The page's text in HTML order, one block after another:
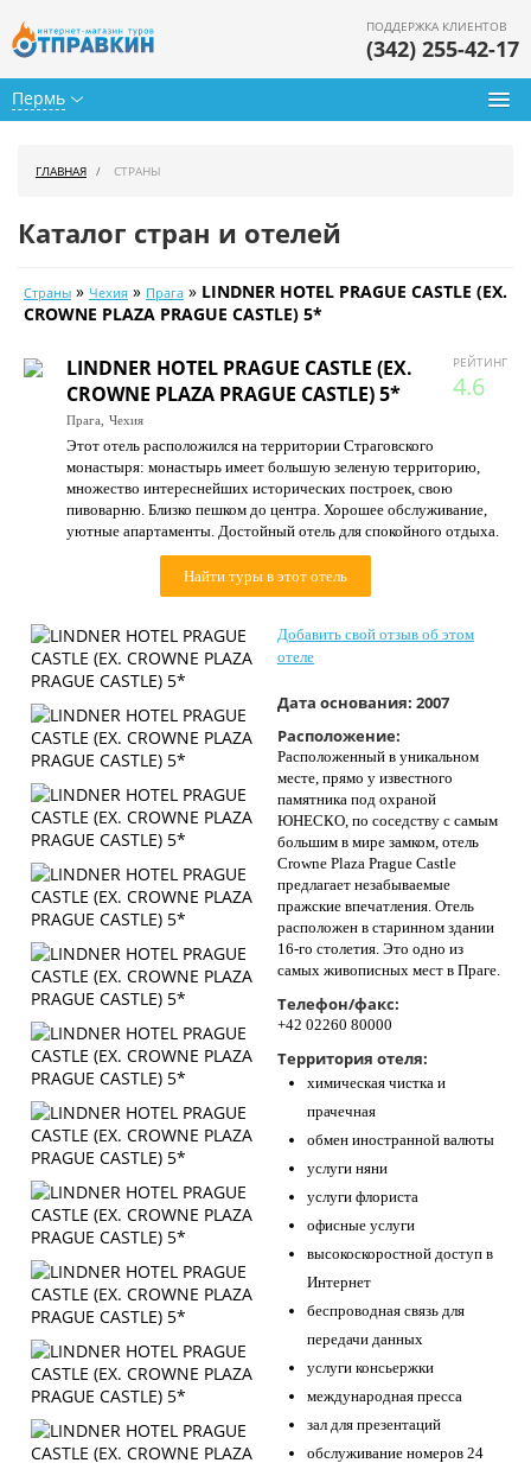
Пермь
ПОДДЕРЖКА КЛИЕНТОВ
(342) 255-42-17
Календарь туров
Цены дня
Страны
Как купить
О нас
ГЛАВНАЯ СТРАНЫ
Каталог стран и отелей
Страны » Чехия » Прага » LINDNER HOTEL PRAGUE CASTLE (EX.
CROWNE PLAZA PRAGUE CASTLE) 5*
РЕЙТИНГ
4.6
LINDNER HOTEL PRAGUE CASTLE (EX.
CROWNE PLAZA PRAGUE CASTLE) 5*
Прага, Чехия
Этот отель расположился на территории Страговского
монастыря: монастырь имеет большую зеленую территорию,
множество интереснейших исторических построек, свою
пивоварню. Близко пешком до центра. Хорошее обслуживание,
уютные апартаменты. Достойный отель для спокойного отдыха.
Найти туры в этот отель
Добавить свой отзыв об этом
отеле
Дата основания: 2007
Расположение:
Расположенный в уникальном
месте, прямо у известного
памятника под охраной
ЮНЕСКО, по соседству с самым
большим в мире замком, отель
Crowne Plaza Prague Castle
предлагает незабываемые
пражские впечатления. Отель
расположен в старинном здании
16-го столетия. Это одно из
самых живописных мест в Праге.
Телефон/факс:
+42 02260 80000
Территория отеля:
химическая чистка и
прачечная
обмен иностранной валюты
услуги няни
услуги флориста
офисные услуги
высокоскоростной доступ в
Интернет
беспроводная связь для
передачи данных
услуги консьержки
международная пресса
зал для презентаций
обслуживание номеров 24